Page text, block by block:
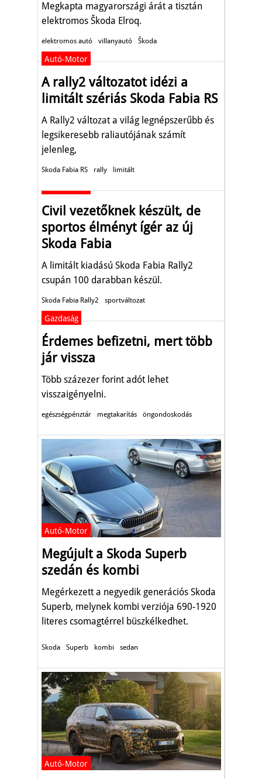
Megkapta magyarországi árát a tisztán
elektromos Škoda Elroq.
elektromos autó villanyautó Škoda
Autó-Motor
A rally2 változatot idézi a
limitált szériás Skoda Fabia RS
A Rally2 változat a világ legnépszerűbb és
legsikeresebb raliautójának számít
jelenleg,
Skoda Fabia RS rally limitált
Civil vezetőknek készült, de
sportos élményt ígér az új
Skoda Fabia
A limitált kiadású Skoda Fabia Rally2
csupán 100 darabban készül.
Skoda Fabia Rally2 sportváltozat
Gazdaság
Érdemes befizetni, mert több
jár vissza
Több százezer forint adót lehet
visszaigényelni.
egészségpénztár megtakarítás öngondoskodás
Autó-Motor
Megújult a Skoda Superb
szedán és kombi
Megérkezett a negyedik generációs Skoda
Superb, melynek kombi verziója 690-1920
literes csomagtérrel büszkélkedhet.
Skoda Superb kombi sedan
Autó-Motor